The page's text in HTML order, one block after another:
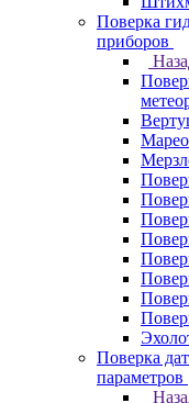
Поверка
приборов
Поверка
параметров